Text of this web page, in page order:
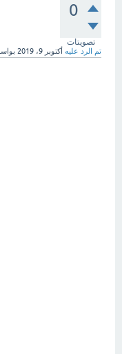
0
تصويتات
تم الرد عليه أكتوبر 9، 2019